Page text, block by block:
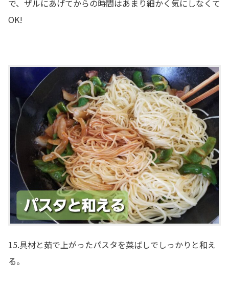
で、ザルにあげてからの時間はあまり細かく気にしなくて
OK!
15.具材と茹で上がったパスタを菜ばしでしっかりと和え
る。